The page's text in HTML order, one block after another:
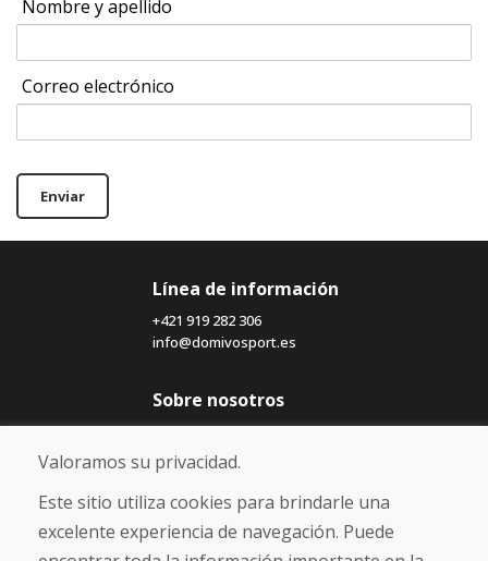
Nombre y apellido
Correo electrónico
Enviar
Línea de información
+421 919 282 306
info@domivosport.es
Sobre nosotros
Blog
Sobre nosotros
Comercio
Contacto
Compra
Valoramos su privacidad.
Este sitio utiliza cookies para brindarle una
excelente experiencia de navegación. Puede